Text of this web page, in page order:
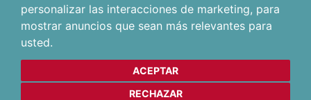
personalizar las interacciones de marketing, para
mostrar anuncios que sean más relevantes para
usted.
ACEPTAR
RECHAZAR